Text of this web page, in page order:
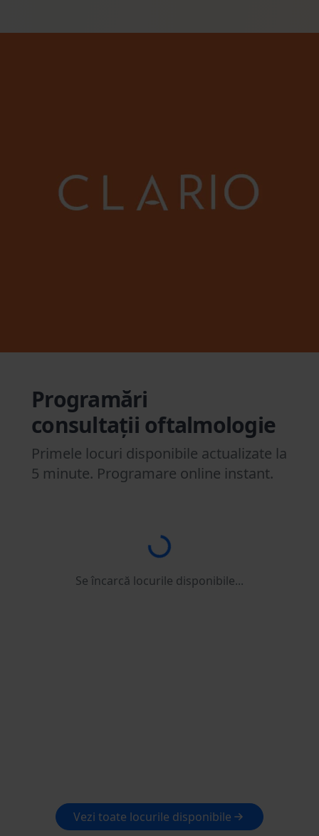
Programări
consultații oftalmologie
Primele locuri disponibile actualizate la
5 minute. Programare online instant.
Se încarcă...
Se încarcă locurile disponibile...
Vezi toate locurile disponibile